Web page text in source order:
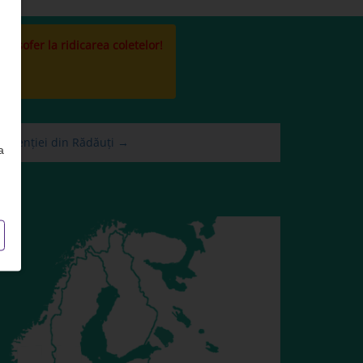
sofer la ridicarea coletelor!
agenției din Rădăuți →